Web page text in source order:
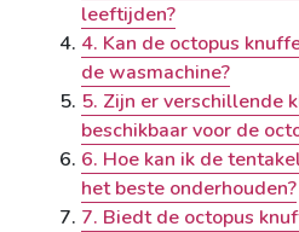
leeftijden?
4. Kan de octopus
de wasmachine?
5. Zijn er verschillende
beschikbaar voor de
6. Hoe kan ik de
het beste onderhouden?
7. Biedt de octopus